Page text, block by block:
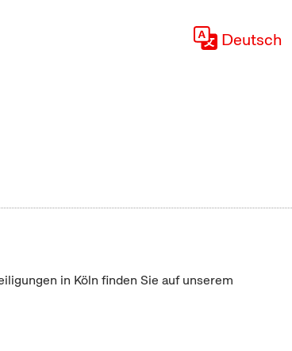
Deutsch
in Köln finden Sie auf unserem